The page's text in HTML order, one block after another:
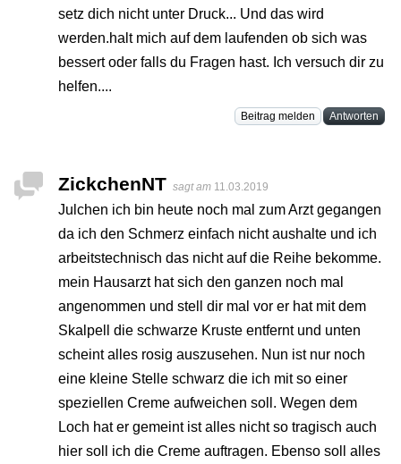
setz dich nicht unter Druck... Und das wird
werden.halt mich auf dem laufenden ob sich was
bessert oder falls du Fragen hast. Ich versuch dir zu
helfen....
Beitrag melden Antworten
ZickchenNT sagt am 11.03.2019
Julchen ich bin heute noch mal zum Arzt gegangen
da ich den Schmerz einfach nicht aushalte und ich
arbeitstechnisch das nicht auf die Reihe bekomme.
mein Hausarzt hat sich den ganzen noch mal
angenommen und stell dir mal vor er hat mit dem
Skalpell die schwarze Kruste entfernt und unten
scheint alles rosig auszusehen. Nun ist nur noch
eine kleine Stelle schwarz die ich mit so einer
speziellen Creme aufweichen soll. Wegen dem
Loch hat er gemeint ist alles nicht so tragisch auch
hier soll ich die Creme auftragen. Ebenso soll alles